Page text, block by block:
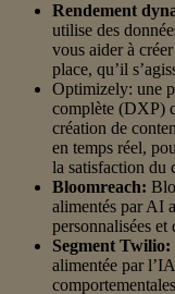
Rendement
utilise des
vous aider à
place, qu’il
Optimizely: une
complète (DXP)
création de
en temps réel,
la satisfaction du
Bloomreach:
alimentés par AI
personnalisées
Segment Twilio:
alimentée par